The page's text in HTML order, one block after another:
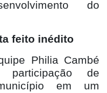
do
feito inédito
Philia Cambé
de
em um